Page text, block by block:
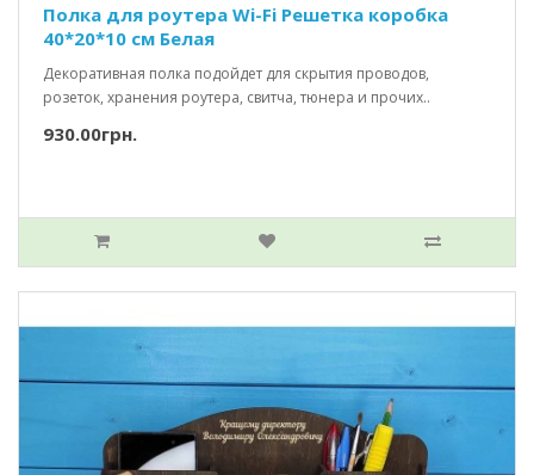
Полка для роутера Wi-Fi Решетка коробка
40*20*10 см Белая
Декоративная полка подойдет для скрытия проводов,
розеток, хранения роутера, свитча, тюнера и прочих..
930.00грн.